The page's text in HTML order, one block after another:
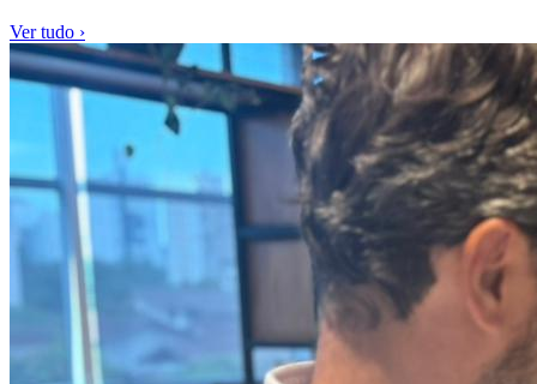
Ver tudo ›